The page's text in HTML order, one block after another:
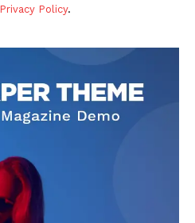
Privacy Policy.